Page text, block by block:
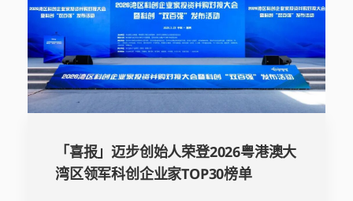
「喜报」迈步创始人荣登2026粤港澳大
湾区领军科创企业家TOP30榜单